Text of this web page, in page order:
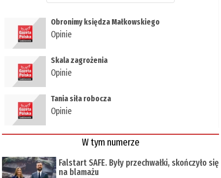
Obronimy księdza Małkowskiego
Opinie
Skala zagrożenia
Opinie
Tania siła robocza
Opinie
W tym numerze
Falstart SAFE. Były przechwałki, skończyło się
na blamażu